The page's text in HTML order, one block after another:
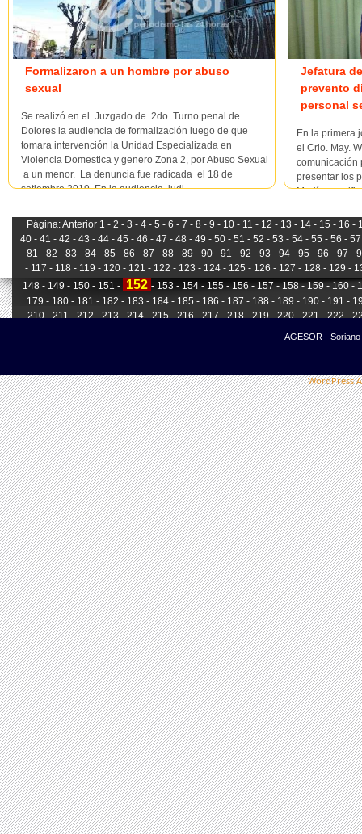
Formalizaron a un hombre por abuso
sexual
Se realizó en el Juzgado de 2do. Turno penal de
Dolores la audiencia de formalización luego de que
tomara intervención la Unidad Especializada en
Violencia Domestica y genero Zona 2, por Abuso Sexual
a un menor. La denuncia fue radicada el 18 de
setiembre 2019. En la audiencia judi...
Jefatura
prevento
personal
En la primera
el Crio. May.
comunicación
presentar los
Martínez
Página:Anterior 1 -2 -3 -4 -5 -6 -7 -8 -9 -10 -11 -12 -13 -14 -15 -16 -
40 - 41 - 42 - 43 - 44 - 45 - 46 - 47 - 48 - 49 - 50 - 51 - 52 - 53 - 54 - 55 - 56 -
- 81 - 82 - 83 - 84 - 85 - 86 - 87 - 88 - 89 - 90 - 91 - 92 - 93 - 94 - 95 - 96 - 97 -
- 117 - 118 - 119 - 120 - 121 - 122 - 123 - 124 - 125 - 126 - 127 - 128 - 129 -
148 -149 -150 -151 - 152 -153 -154 -155 -156 -157 -158 -159 -160 -
179 - 180 - 181 - 182 - 183 - 184 - 185 - 186 - 187 - 188 - 189 - 190 - 191 -
210 -211 -212 -213 -214 -215 -216 -217 -218 -219 -220 -221 -222 -
AGESOR -
WordPress